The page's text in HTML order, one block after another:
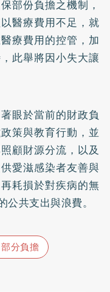
部份負擔之機制，
醫療費用不足，就
療費用的控管，加
此舉將因小失大讓
眼於當前的財政負
策與教育行動，並
顧財源分流，以及
愛滋感染者友善與
耗損於對疾病的無
共支出與浪費。
部分負擔